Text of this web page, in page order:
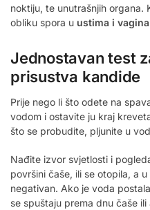
noktiju, te unutrašnjih organa.
obliku spora u ustima i
Jednostavan test
prisustva kandide
Prije nego li što odete na
vodom i ostavite ju kraj
što se probudite, pljunite u
Nađite izvor svjetlosti i
površini čaše, ili se otopila, a
negativan. Ako je voda
se spuštaju prema dnu čaše